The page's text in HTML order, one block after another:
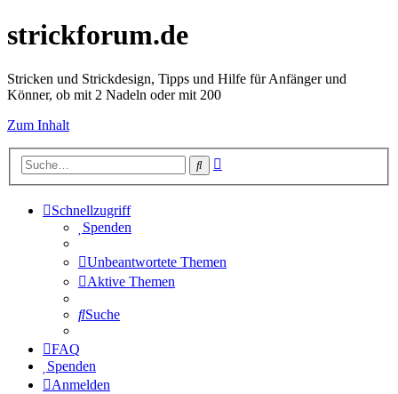
strickforum.de
Stricken und Strickdesign, Tipps und Hilfe für Anfänger und
Könner, ob mit 2 Nadeln oder mit 200
Zum Inhalt
Suche
Schnellzugriff
Spenden
Unbeantwortete Themen
Aktive Themen
Suche
FAQ
Spenden
Anmelden